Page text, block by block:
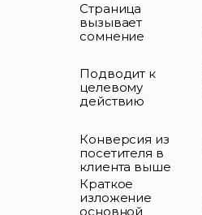
Страница
вызывает
сомнение
Подводит к
целевому
действию
Конверсия из
посетителя в
клиента выше
Краткое
изложение
основной